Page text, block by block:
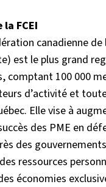
FCEI
canadienne de
est le plus grand
comptant 100 000
d’activité et
Elle vise à
des PME en
des
ressources
économies